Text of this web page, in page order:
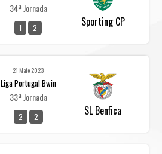
34ª Jornada
1 2 Sporting CP
21 Maio 2023
Liga Portugal Bwin
33ª Jornada
2 2 SL Benfica